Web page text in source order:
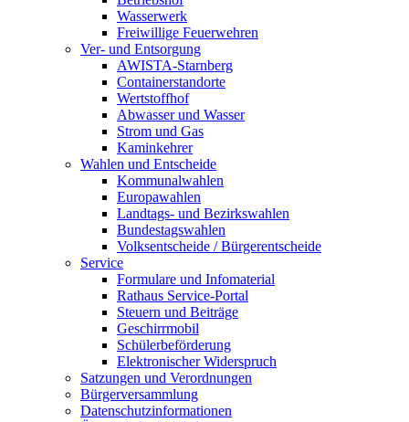
Wasserwerk
Freiwillige Feuerwehren
Ver- und Entsorgung
AWISTA-Starnberg
Containerstandorte
Wertstoffhof
Abwasser und Wasser
Strom und Gas
Kaminkehrer
Wahlen und Entscheide
Kommunalwahlen
Europawahlen
Landtags- und Bezirkswahlen
Bundestagswahlen
Volksentscheide / Bürgerentscheide
Service
Formulare und Infomaterial
Rathaus Service-Portal
Steuern und Beiträge
Geschirrmobil
Schülerbeförderung
Elektronischer Widerspruch
Satzungen und Verordnungen
Bürgerversammlung
Datenschutzinformationen